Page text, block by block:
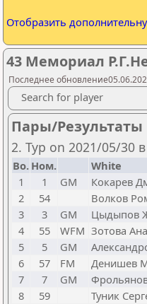
Отобразить
43 Мемориал
Последнее
Search for player
Пары/Результаты
2. Тур on 2021/05/30
Bo. Ном. White
1
1 GM Кокарев
2
54 Волков
3
3 GM Цыдыпов
4
55 WFM Зотова
5
5 GM
6
57 FM Денишев
7
7 GM
8
59 Туник